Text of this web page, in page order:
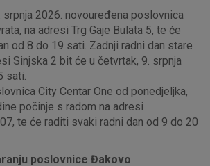
srpnja 2026. novouređena poslovnica
na adresi Trg Gaje Bulata 5, te će
od 8 do 19 sati. Zadnji radni dan stare
Sinjska 2 bit će u četvrtak, 9. srpnja
sati.
City Centar One od ponedjeljka,
počinje s radom na adresi
te će raditi svaki radni dan od 9 do 20
poslovnice Đakovo